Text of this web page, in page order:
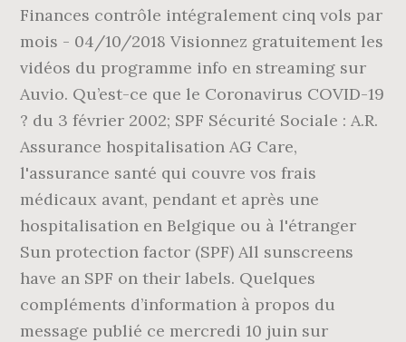
Finances contrôle intégralement cinq vols par
mois - 04/10/2018 Visionnez gratuitement les
vidéos du programme info en streaming sur
Auvio. Qu’est-ce que le Coronavirus COVID-19
? du 3 février 2002; SPF Sécurité Sociale : A.R.
Assurance hospitalisation AG Care,
l'assurance santé qui couvre vos frais
médicaux avant, pendant et après une
hospitalisation en Belgique ou à l'étranger
Sun protection factor (SPF) All sunscreens
have an SPF on their labels. Quelques
compléments d’information à propos du
message publié ce mercredi 10 juin sur